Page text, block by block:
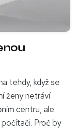
tehdy, když se
ženy netráví
centru, ale
Proč by